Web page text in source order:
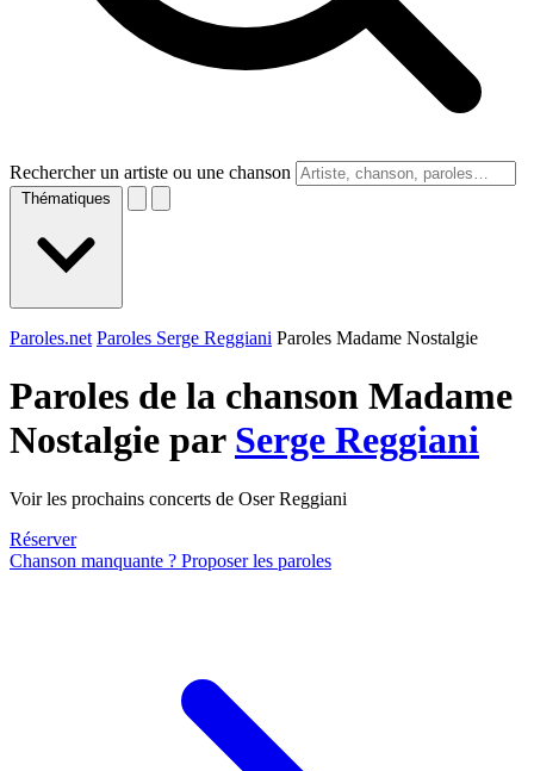
Rechercher un artiste ou une chanson
Thématiques
Paroles.net Paroles Serge Reggiani Paroles Madame Nostalgie
Paroles de la chanson Madame
Nostalgie par Serge Reggiani
Voir les prochains concerts de Oser Reggiani
Réserver
Chanson manquante ? Proposer les paroles